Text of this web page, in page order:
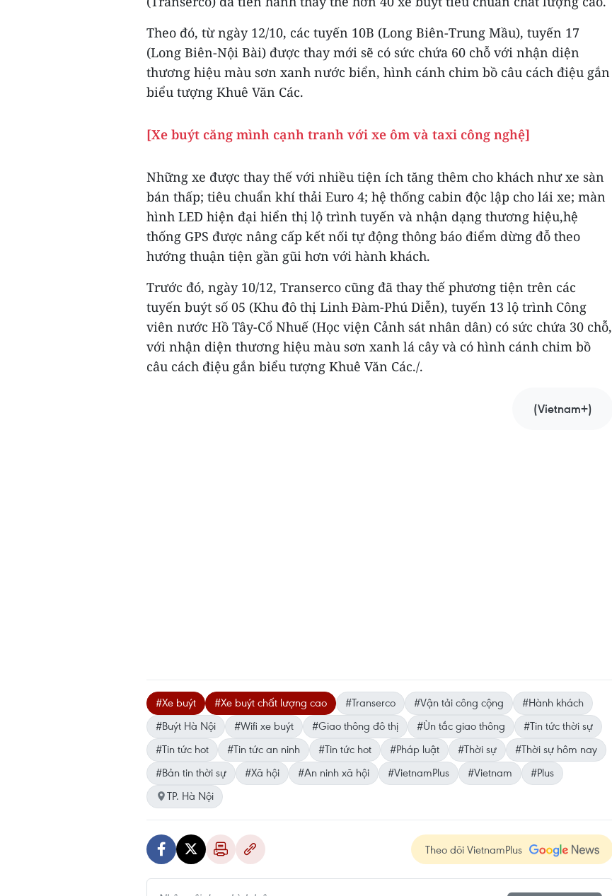
Theo đó, từ ngày 12/10, các tuyến 10B (Long Biên-Trung Mầu), tuyến 17
(Long Biên-Nội Bài) được thay mới sẽ có sức chứa 60 chỗ với nhận diện
thương hiệu màu sơn xanh nước biển, hình cánh chim bồ câu cách điệu gắn
biểu tượng Khuê Văn Các.
[Xe buýt căng mình cạnh tranh với xe ôm và taxi công nghệ]
Những xe được thay thế với nhiều tiện ích tăng thêm cho khách như xe sàn
bán thấp; tiêu chuẩn khí thải Euro 4; hệ thống cabin độc lập cho lái xe; màn
hình LED hiện đại hiển thị lộ trình tuyến và nhận dạng thương hiệu,hệ
thống GPS được nâng cấp kết nối tự động thông báo điểm dừng đỗ theo
hướng thuận tiện gần gũi hơn với hành khách.
Trước đó, ngày 10/12, Transerco cũng đã thay thế phương tiện trên các
tuyến buýt số 05 (Khu đô thị Linh Đàm-Phú Diễn), tuyến 13 lộ trình Công
viên nước Hồ Tây-Cổ Nhuế (Học viện Cảnh sát nhân dân) có sức chứa 30 chỗ,
với nhận diện thương hiệu màu sơn xanh lá cây và có hình cánh chim bồ
câu cách điệu gắn biểu tượng Khuê Văn Các./.
(Vietnam+)
#Xe buýt #Xe buýt chất lượng cao #Transerco #Vận tải công cộng
#Hành khách
#Buýt Hà Nội
#Wifi xe buýt #Giao thông đô thị #Ùn tắc giao thông
#Tin tức thời sự
#Tin tức hot
#Tin tức an ninh #Tin tức hot #Pháp luật #Thời sự
#Thời sự hôm nay
#Bản tin thời sự
#Xã hội #An ninh xã hội #VietnamPlus #Vietnam
#Plus
TP. Hà Nội
Theo dõi VietnamPlus